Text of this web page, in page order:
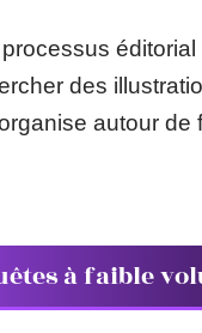
des
autour
à faible